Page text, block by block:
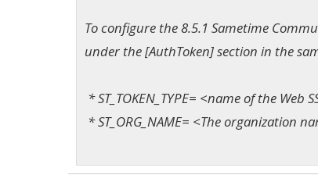
To configure the 8.5.1 Sametime
under the [AuthToken] section in the
* ST_TOKEN_TYPE= <name of the
* ST_ORG_NAME= <The organization